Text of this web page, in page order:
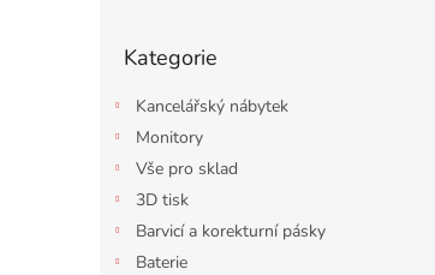
kategorie
Kategorie
Kancelářský nábytek
Monitory
Vše pro sklad
3D tisk
Barvicí a korekturní pásky
Baterie